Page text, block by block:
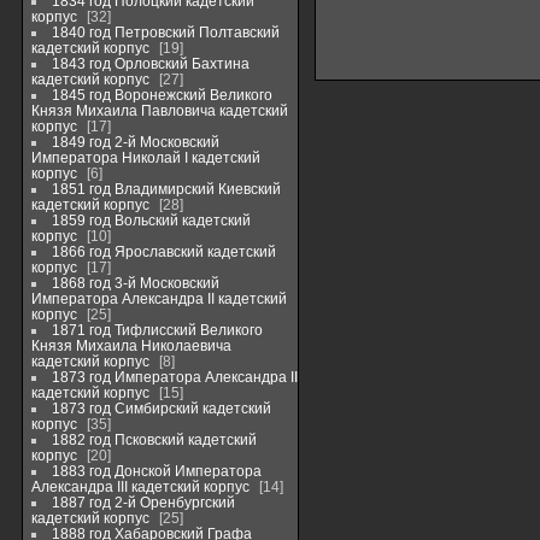
корпус
32
1840 год Петровский Полтавский
кадетский корпус
19
1843 год Орловский Бахтина
кадетский корпус
27
1845 год Воронежский Великого
Князя Михаила Павловича кадетский
корпус
17
1849 год 2-й Московский
Императора Николай I кадетский
корпус
6
1851 год Владимирский Киевский
кадетский корпус
28
1859 год Вольский кадетский
корпус
10
1866 год Ярославский кадетский
корпус
17
1868 год 3-й Московский
Императора Александра II кадетский
корпус
25
1871 год Тифлисский Великого
Князя Михаила Николаевича
кадетский корпус
8
1873 год Императора Александра II
кадетский корпус
15
1873 год Симбирский кадетский
корпус
35
1882 год Псковский кадетский
корпус
20
1883 год Донской Императора
Александра III кадетский корпус
14
1887 год 2-й Оренбургский
кадетский корпус
25
1888 год Хабаровский Графа